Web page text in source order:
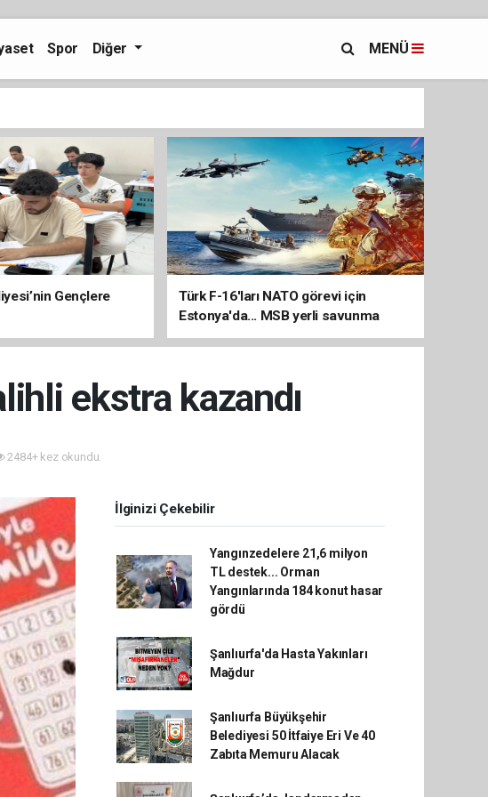
Spor Diğer MENÜ
Gençlere
Türk F-16'ları NATO görevi için
Estonya'da... MSB yerli savunma
sistemleriyle güçleniyor
ekstra kazandı
2484+ kez okundu.
İlginizi Çekebilir
Yangınzedelere 21,6 milyon
TL destek... Orman
Yangınlarında 184 konut hasar
gördü
Şanlıurfa'da Hasta Yakınları
Mağdur
Şanlıurfa Büyükşehir
Belediyesi 50 İtfaiye Eri Ve 40
Zabıta Memuru Alacak